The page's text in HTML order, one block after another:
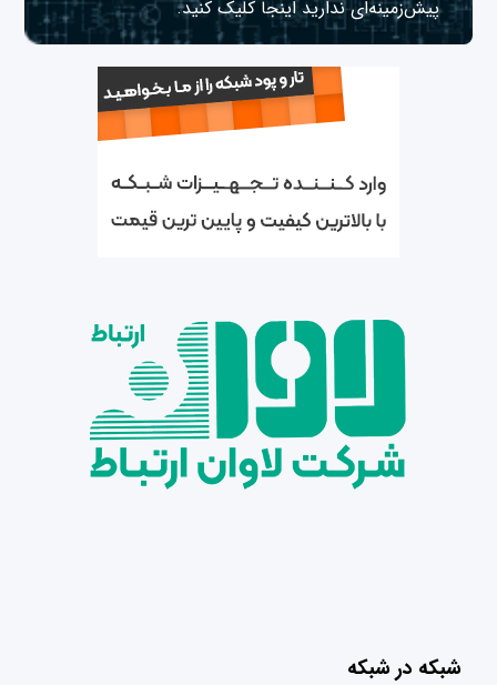
پیش‌زمینه‌ای نداریداینجا کلیک کنید.
شبکه در شبکه